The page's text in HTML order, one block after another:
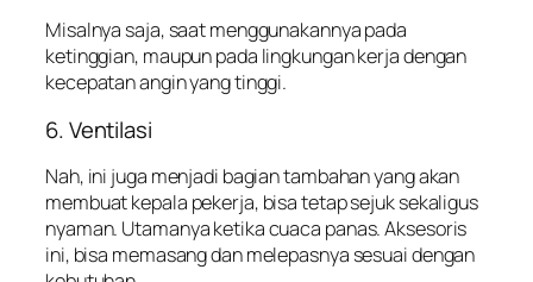
Misalnya saja, saat menggunakannya pada
ketinggian, maupun pada lingkungan kerja dengan
kecepatan angin yang tinggi.
6. Ventilasi
Nah, ini juga menjadi bagian tambahan yang akan
membuat kepala pekerja, bisa tetap sejuk sekaligus
nyaman. Utamanya ketika cuaca panas. Aksesoris
ini, bisa memasang dan melepasnya sesuai dengan